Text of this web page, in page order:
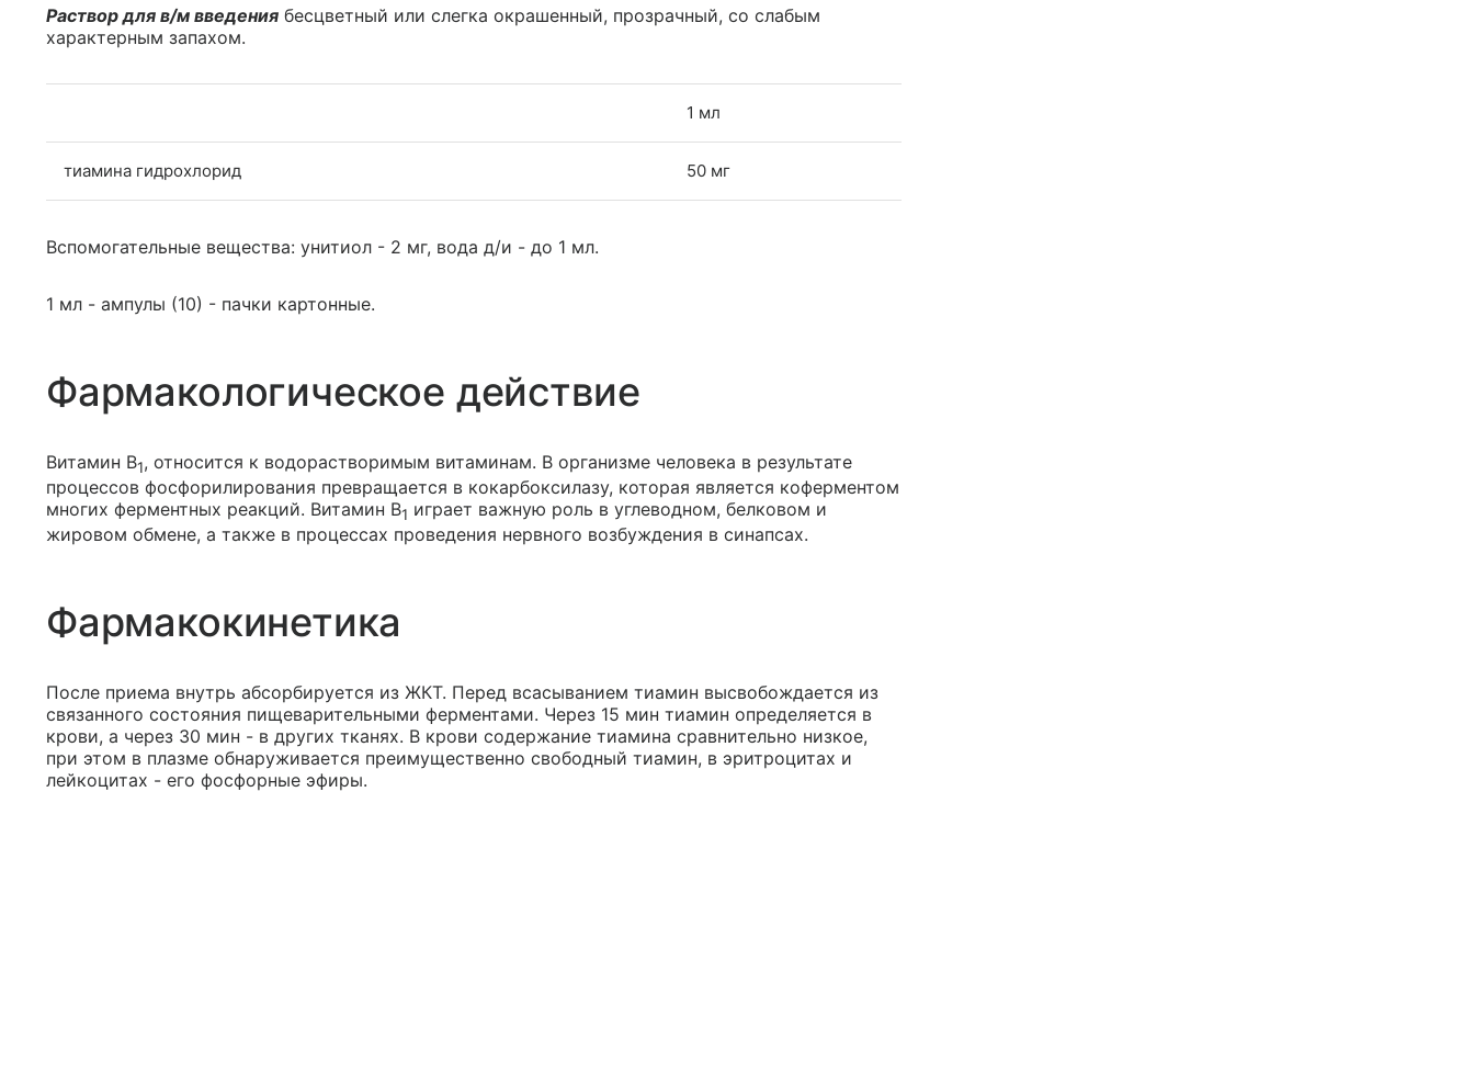
Раствор для в/м введения бесцветный или слегка окрашенный, прозрачный, со слабым
характерным запахом.
1 мл
тиамина гидрохлорид 50 мг
Вспомогательные вещества: унитиол - 2 мг, вода д/и - до 1 мл.
1 мл - ампулы (10) - пачки картонные.
Фармакологическое действие
Витамин B1, относится к водорастворимым витаминам. В организме человека в результате
процессов фосфорилирования превращается в кокарбоксилазу, которая является коферментом
многих ферментных реакций. Витамин B1 играет важную роль в углеводном, белковом и
жировом обмене, а также в процессах проведения нервного возбуждения в синапсах.
Фармакокинетика
После приема внутрь абсорбируется из ЖКТ. Перед всасыванием тиамин высвобождается из
связанного состояния пищеварительными ферментами. Через 15 мин тиамин определяется в
крови, а через 30 мин - в других тканях. В крови содержание тиамина сравнительно низкое,
при этом в плазме обнаруживается преимущественно свободный тиамин, в эритроцитах и
лейкоцитах - его фосфорные эфиры.